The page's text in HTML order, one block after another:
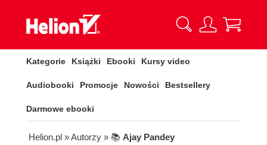
Kategorie Książki Ebooki Kursy video
Audiobooki Promocje Nowości Bestsellery
Darmowe ebooki
Helion.pl » Autorzy » 📚 Ajay Pandey